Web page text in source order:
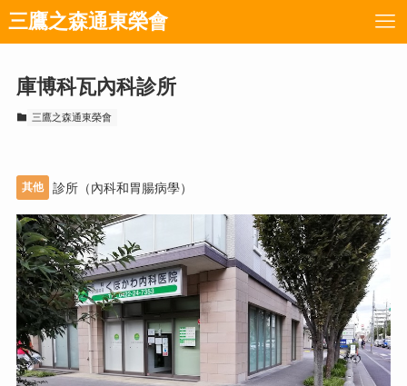
三鷹之森通東榮會
庫博科瓦內科診所
三鷹之森通東榮會
其他 診所（內科和胃腸病學）